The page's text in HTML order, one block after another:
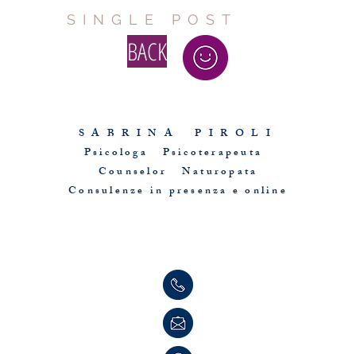
SINGLE POST
BACK
S A B R I N A P I R O L I
Psicologa Psicoterapeuta
Counselor Naturopata
Consulenze in presenza e online